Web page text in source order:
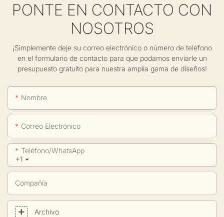
PONTE EN CONTACTO CON
NOSOTROS
¡Simplemente deje su correo electrónico o número de teléfono
en el formulario de contacto para que podamos enviarle un
presupuesto gratuito para nuestra amplia gama de diseños!
Nombre
Correo Electrónico
+1
Teléfono/WhatsApp
Compañía
Archivo